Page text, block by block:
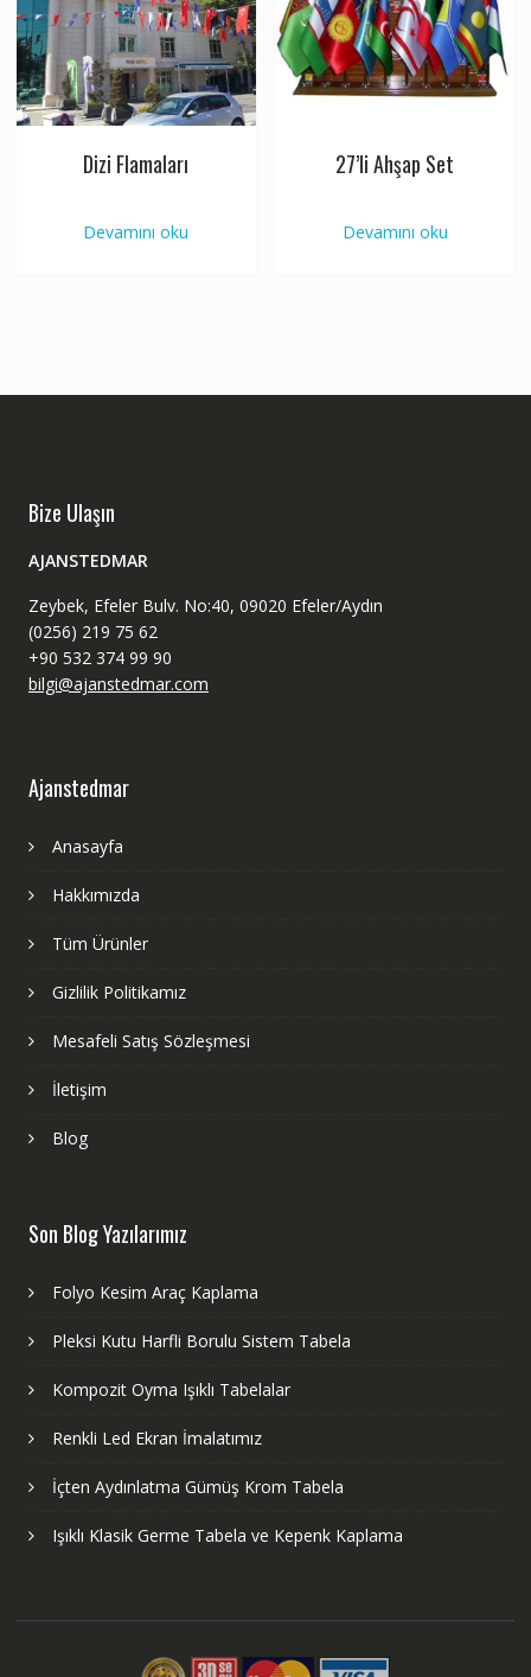
Dizi Flamaları
Devamını oku
27’li Ahşap Set
Devamını oku
Bize Ulaşın
AJANSTEDMAR
Zeybek, Efeler Bulv. No:40, 09020 Efeler/Aydın
(0256) 219 75 62
+90 532 374 99 90
bilgi@ajanstedmar.com
Ajanstedmar
Anasayfa
Hakkımızda
Tüm Ürünler
Gizlilik Politikamız
Mesafeli Satış Sözleşmesi
İletişim
Blog
Son Blog Yazılarımız
Folyo Kesim Araç Kaplama
Pleksi Kutu Harfli Borulu Sistem Tabela
Kompozit Oyma Işıklı Tabelalar
Renkli Led Ekran İmalatımız
İçten Aydınlatma Gümüş Krom Tabela
Işıklı Klasik Germe Tabela ve Kepenk Kaplama